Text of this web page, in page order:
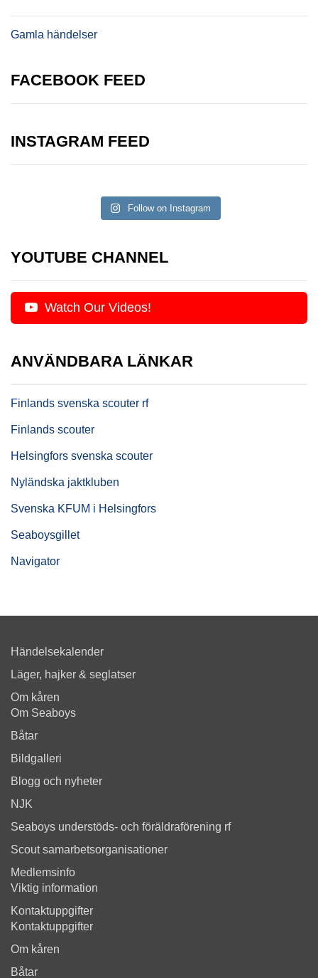
Gamla händelser
FACEBOOK FEED
INSTAGRAM FEED
Follow on Instagram
YOUTUBE CHANNEL
Watch Our Videos!
ANVÄNDBARA LÄNKAR
Finlands svenska scouter rf
Finlands scouter
Helsingfors svenska scouter
Nyländska jaktkluben
Svenska KFUM i Helsingfors
Seaboysgillet
Navigator
Händelsekalender
Läger, hajker & seglatser
Om kåren
Om Seaboys
Båtar
Bildgalleri
Blogg och nyheter
NJK
Seaboys understöds- och föräldraförening rf
Scout samarbetsorganisationer
Medlemsinfo
Viktig information
Kontaktuppgifter
Kontaktuppgifter
Om kåren
Båtar